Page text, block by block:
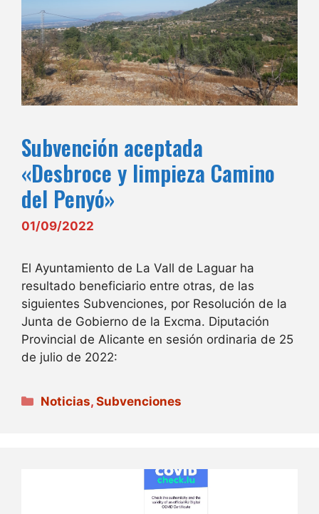
Subvención aceptada
«Desbroce y limpieza Camino
del Penyó»
01/09/2022
El Ayuntamiento de La Vall de Laguar ha
resultado beneficiario entre otras, de las
siguientes Subvenciones, por Resolución de la
Junta de Gobierno de la Excma. Diputación
Provincial de Alicante en sesión ordinaria de 25
de julio de 2022:
Categorías
Noticias,Subvenciones